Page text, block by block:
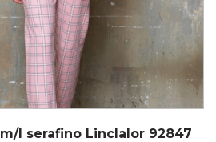
l serafino Linclalor 92847